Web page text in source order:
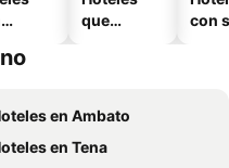
que
con
en Ambato
en Tena